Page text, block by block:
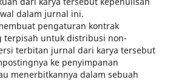
dalam jurnal ini.
pengaturan kontrak
terpisah untuk distribusi non-
terbitan jurnal dari karya tersebut
ke penyimpanan
menerbitkannya dalam sebuah